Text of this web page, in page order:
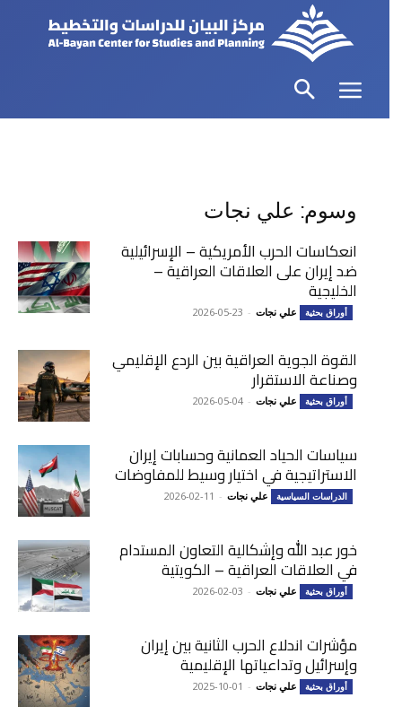
وسوم: علي نجات
انعكاسات الحرب الأمريكية – الإسرائيلية
ضد إيران على العلاقات العراقية –
الخليجية
أوراق بحثية علي نجات -
2026-05-23
القوة الجوية العراقية بين الردع الإقليمي
وصناعة الاستقرار
أوراق بحثية علي نجات -
2026-05-04
سياسات الحياد العمانية وحسابات إيران
الاستراتيجية في اختيار وسيط للمفاوضات
الدراسات السياسية علي نجات -
2026-02-11
خور عبد الله وإشكالية التعاون المستدام
في العلاقات العراقية – الكويتية
أوراق بحثية علي نجات -
2026-02-03
مؤشرات اندلاع الحرب الثانية بين إيران
وإسرائيل وتداعياتها الإقليمية
أوراق بحثية علي نجات -
2025-10-01